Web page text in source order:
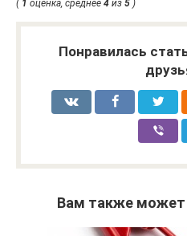
( 1 оценка, среднее 4 из 5 )
Понравилась
Вам также может